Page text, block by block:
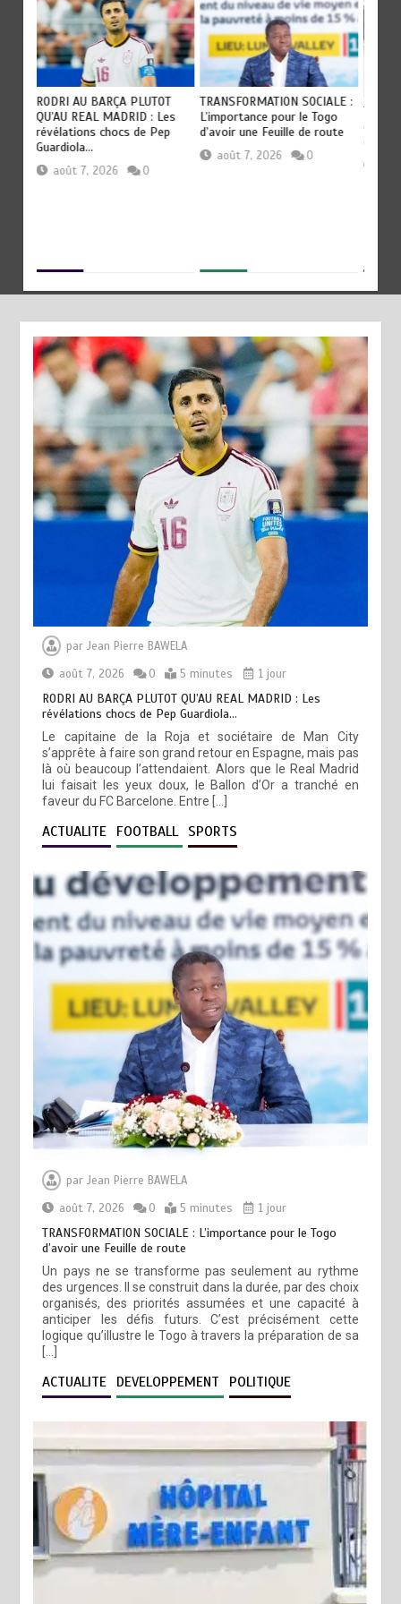
RODRI AU BARÇA PLUTOT
QU’AU REAL MADRID : Les
révélations chocs de Pep
Guardiola…
août 7, 2026 0
TRANSFORMATION SOCIALE :
L’importance pour le Togo
d’avoir une Feuille de route
août 7, 2026 0
parJean Pierre BAWELA
août 7, 2026
0 5 minutes 1 jour
RODRI AU BARÇA PLUTOT QU’AU REAL MADRID : Les
révélations chocs de Pep Guardiola…
Le capitaine de la Roja et sociétaire de Man City
s’apprête à faire son grand retour en Espagne, mais pas
là où beaucoup l’attendaient. Alors que le Real Madrid
lui faisait les yeux doux, le Ballon d’Or a tranché en
faveur du FC Barcelone. Entre […]
ACTUALITE FOOTBALL SPORTS
parJean Pierre BAWELA
août 7, 2026
0 5 minutes 1 jour
TRANSFORMATION SOCIALE : L’importance pour le Togo
d’avoir une Feuille de route
Un pays ne se transforme pas seulement au rythme
des urgences. Il se construit dans la durée, par des choix
organisés, des priorités assumées et une capacité à
anticiper les défis futurs. C’est précisément cette
logique qu’illustre le Togo à travers la préparation de sa
[…]
ACTUALITE DEVELOPPEMENT POLITIQUE